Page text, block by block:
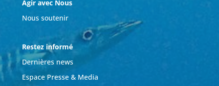
Agir avec Nous
Nous soutenir
Restez informé
Dernières news
Espace Presse & Media